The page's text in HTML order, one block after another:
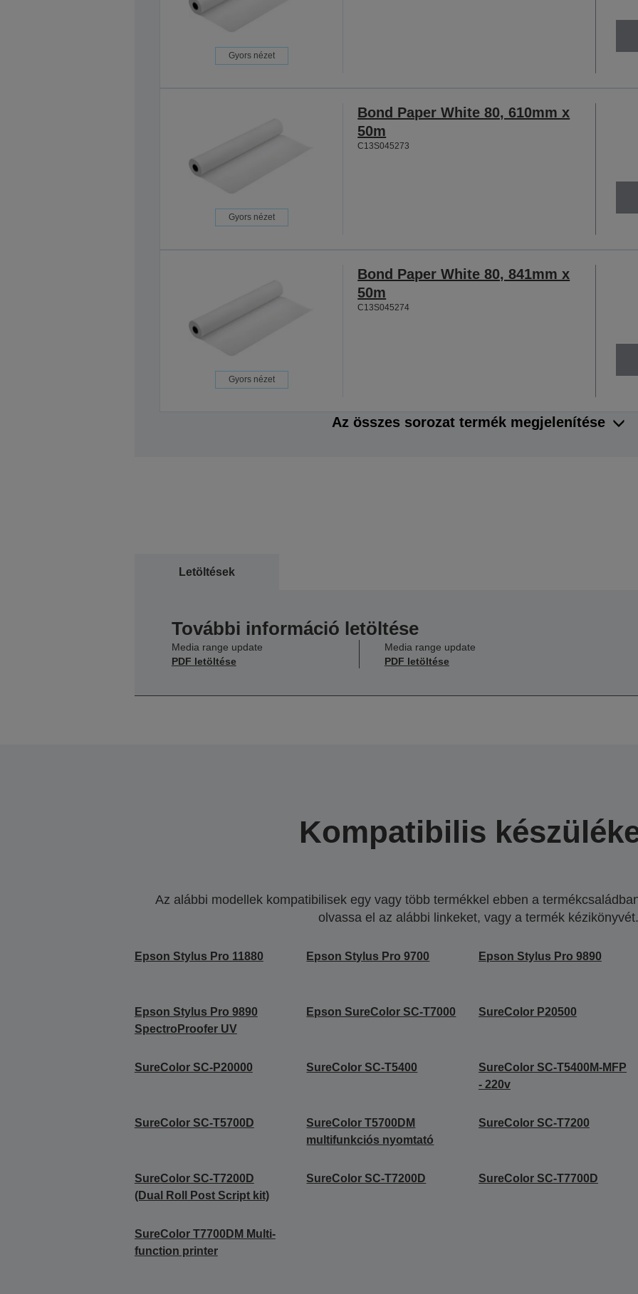
Gyors nézet
Gyors nézet
Bond Paper White 80, 610mm x
50m
C13S045273
Gyors nézet
Bond Paper White 80, 841mm x
50m
C13S045274
Az összes sorozat termék megjelenítése
Letöltések
További információ letöltése
Media range update
PDF letöltése
Media range update
PDF letöltése
Kompatibilis
Az alábbi modellek kompatibilisek egy vagy több termékkel ebben a
olvassa el az alábbi linkeket, vagy a termék kézikönyvét.
Epson Stylus Pro 11880 Epson Stylus Pro 9700 Epson Stylus Pro 9890
Epson Stylus Pro 9890
SpectroProofer UV
Epson SureColor SC-T7000 SureColor P20500
SureColor SC-P20000 SureColor SC-T5400
SureColor SC-T5400M-MFP
- 220v
SureColor SC-T5700D
SureColor T5700DM
multifunkciós nyomtató
SureColor SC-T7200
SureColor SC-T7200D
(Dual Roll Post Script kit)
SureColor SC-T7200D SureColor SC-T7700D
SureColor T7700DM Multi-
function printer